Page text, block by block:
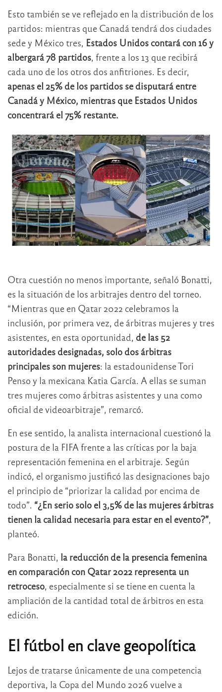
Esto también se ve reflejado en la distribución de los
partidos: mientras que Canadá tendrá dos ciudades
sede y México tres, Estados Unidos contará con 16 y
albergará 78 partidos , frente a los 13 que recibirá
cada uno de los otros dos anfitriones. Es decir,
apenas el 25% de los partidos se disputará entre
Canadá y México, mientras que Estados Unidos
concentrará el 75% restante.
Otra cuestión no menos importante, señaló Bonatti,
es la situación de los arbitrajes dentro del torneo.
“Mientras que en Qatar 2022 celebramos la
inclusión, por primera vez, de árbitras mujeres y tres
asistentes, en esta oportunidad, de las 52
autoridades designadas, solo dos árbitras
principales son mujeres: la estadounidense Tori
Penso y la mexicana Katia García. A ellas se suman
tres mujeres como árbitras asistentes y una como
oficial de videoarbitraje”, remarcó.
En ese sentido, la analista internacional cuestionó la
postura de la FIFA frente a las críticas por la baja
representación femenina en el arbitraje. Según
indicó, el organismo justificó las designaciones bajo
el principio de “priorizar la calidad por encima de
todo”. “¿En serio solo el 3,5% de las mujeres árbitras
tienen la calidad necesaria para estar en el evento?”,
planteó.
Para Bonatti, la reducción de la presencia femenina
en comparación con Qatar 2022 representa un
retroceso, especialmente si se tiene en cuenta la
ampliación de la cantidad total de árbitros en esta
edición.
El fútbol en clave geopolítica
Lejos de tratarse únicamente de una competencia
deportiva, la Copa del Mundo 2026 vuelve a